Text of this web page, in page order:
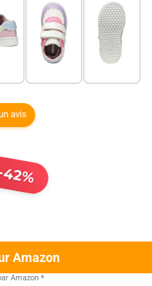
avis
Amazon
Amazon *